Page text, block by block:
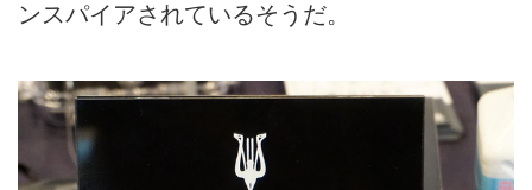
ンスパイアされているそうだ。